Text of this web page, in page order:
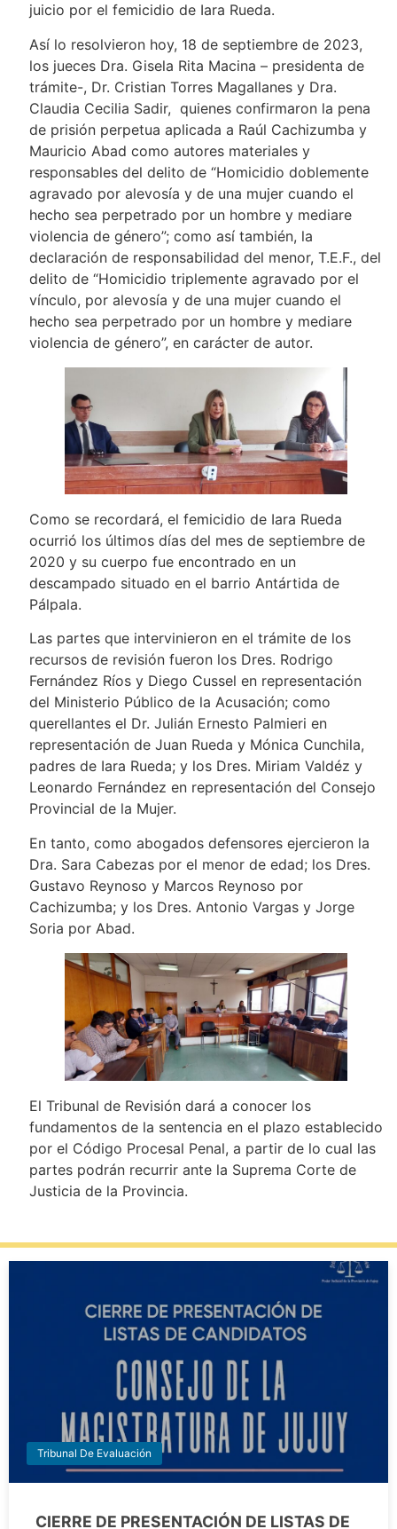
juicio por el femicidio de Iara Rueda.
Así lo resolvieron hoy, 18 de septiembre de 2023,
los jueces Dra. Gisela Rita Macina – presidenta de
trámite-, Dr. Cristian Torres Magallanes y Dra.
Claudia Cecilia Sadir, quienes confirmaron la pena
de prisión perpetua aplicada a Raúl Cachizumba y
Mauricio Abad como autores materiales y
responsables del delito de “Homicidio doblemente
agravado por alevosía y de una mujer cuando el
hecho sea perpetrado por un hombre y mediare
violencia de género”; como así también, la
declaración de responsabilidad del menor, T.E.F., del
delito de “Homicidio triplemente agravado por el
vínculo, por alevosía y de una mujer cuando el
hecho sea perpetrado por un hombre y mediare
violencia de género”, en carácter de autor.
Como se recordará, el femicidio de Iara Rueda
ocurrió los últimos días del mes de septiembre de
2020 y su cuerpo fue encontrado en un
descampado situado en el barrio Antártida de
Pálpala.
Las partes que intervinieron en el trámite de los
recursos de revisión fueron los Dres. Rodrigo
Fernández Ríos y Diego Cussel en representación
del Ministerio Público de la Acusación; como
querellantes el Dr. Julián Ernesto Palmieri en
representación de Juan Rueda y Mónica Cunchila,
padres de Iara Rueda; y los Dres. Miriam Valdéz y
Leonardo Fernández en representación del Consejo
Provincial de la Mujer.
En tanto, como abogados defensores ejercieron la
Dra. Sara Cabezas por el menor de edad; los Dres.
Gustavo Reynoso y Marcos Reynoso por
Cachizumba; y los Dres. Antonio Vargas y Jorge
Soria por Abad.
El Tribunal de Revisión dará a conocer los
fundamentos de la sentencia en el plazo establecido
por el Código Procesal Penal, a partir de lo cual las
partes podrán recurrir ante la Suprema Corte de
Justicia de la Provincia.
Tribunal De Evaluación
CIERRE DE PRESENTACIÓN DE LISTAS DE